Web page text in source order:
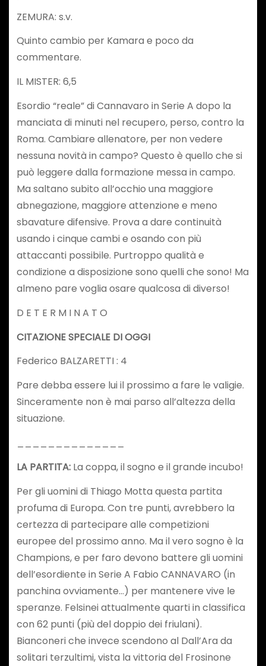
ZEMURA: s.v.
Quinto cambio per Kamara e poco da
commentare.
IL MISTER: 6,5
Esordio “reale” di Cannavaro in Serie A dopo la
manciata di minuti nel recupero, perso, contro la
Roma. Cambiare allenatore, per non vedere
nessuna novità in campo? Questo è quello che si
può leggere dalla formazione messa in campo.
Ma saltano subito all’occhio una maggiore
abnegazione, maggiore attenzione e meno
sbavature difensive. Prova a dare continuità
usando i cinque cambi e osando con più
attaccanti possibile. Purtroppo qualità e
condizione a disposizione sono quelli che sono! Ma
almeno pare voglia osare qualcosa di diverso!
D E T E R M I N A T O
CITAZIONE SPECIALE DI OGGI
Federico BALZARETTI : 4
Pare debba essere lui il prossimo a fare le valigie.
Sinceramente non è mai parso all’altezza della
situazione.
LA PARTITA: La coppa, il sogno e il grande incubo!
Per gli uomini di Thiago Motta questa partita
profuma di Europa. Con tre punti, avrebbero la
certezza di partecipare alle competizioni
europee del prossimo anno. Ma il vero sogno è la
Champions, e per faro devono battere gli uomini
dell’esordiente in Serie A Fabio CANNAVARO (in
panchina ovviamente…) per mantenere vive le
speranze. Felsinei attualmente quarti in classifica
con 62 punti (più del doppio dei friulani).
Bianconeri che invece scendono al Dall’Ara da
solitari terzultimi, vista la vittoria del Frosinone